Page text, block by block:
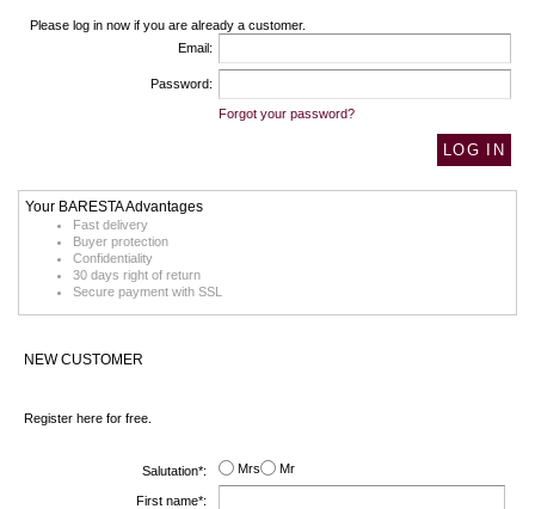
Please log in now if you are already a customer.
Email:
Password:
Forgot your password?
Your BARESTA Advantages
Fast delivery
Buyer protection
Confidentiality
30 days right of return
Secure payment with SSL
NEW CUSTOMER
Register here for free.
Salutation*: Mrs Mr
First name*: